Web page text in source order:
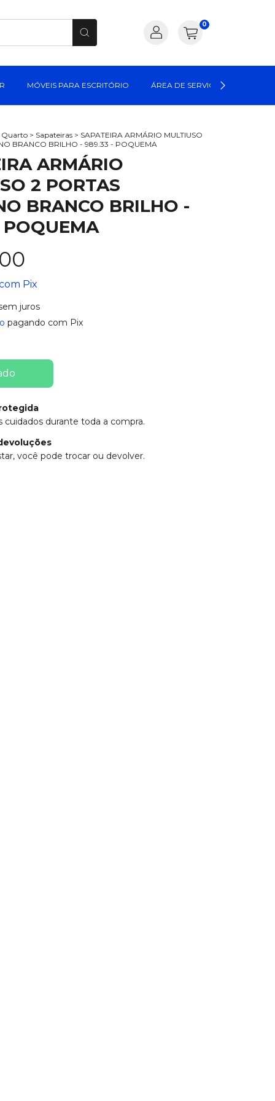
0
MÓVEIS PARA ESCRITÓRIO ÁREA DE SERVIÇO
Quarto > Sapateiras > SAPATEIRA ARMÁRIO MULTIUSO
BRANCO BRILHO - 989.33 - POQUEMA
ARMÁRIO
2 PORTAS
BRANCO BRILHO -
Pix
juros
pagando com Pix
cuidados durante toda a compra.
você pode trocar ou devolver.